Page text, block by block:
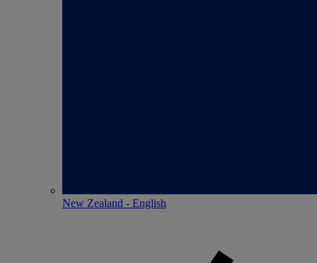
New Zealand - English